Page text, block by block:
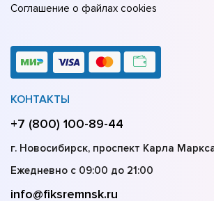
Соглашение о файлах cookies
КОНТАКТЫ
+7 (800) 100-89-44
г. Новосибирск, проспект Карла
Ежедневно с 09:00 до 21:00
info@fiksremnsk.ru